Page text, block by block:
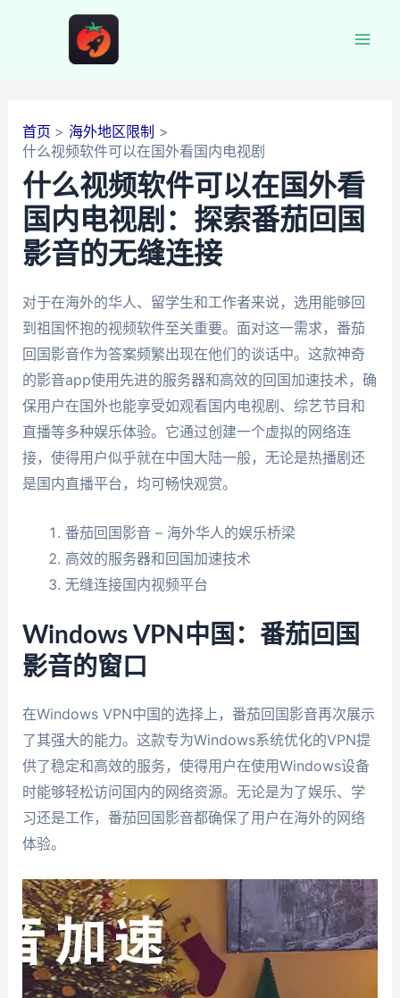
首页
海外地区限制
什么视频软件可以在国外看国内电视剧
什么视频软件可以在国外看
国内电视剧：探索番茄回国
影音的无缝连接
对于在海外的华人、留学生和工作者来说，选用能够回
到祖国怀抱的视频软件至关重要。面对这一需求，番茄
回国影音作为答案频繁出现在他们的谈话中。这款神奇
的影音app使用先进的服务器和高效的回国加速技术，确
保用户在国外也能享受如观看国内电视剧、综艺节目和
直播等多种娱乐体验。它通过创建一个虚拟的网络连
接，使得用户似乎就在中国大陆一般，无论是热播剧还
是国内直播平台，均可畅快观赏。
番茄回国影音 – 海外华人的娱乐桥梁
高效的服务器和回国加速技术
无缝连接国内视频平台
Windows VPN中国：番茄回国
影音的窗口
在Windows VPN中国的选择上，番茄回国影音再次展示
了其强大的能力。这款专为Windows系统优化的VPN提
供了稳定和高效的服务，使得用户在使用Windows设备
时能够轻松访问国内的网络资源。无论是为了娱乐、学
习还是工作，番茄回国影音都确保了用户在海外的网络
体验。